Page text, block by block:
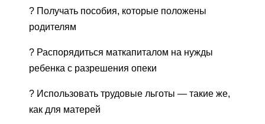
? Получать пособия, которые положены
родителям
? Распорядиться маткапиталом на нужды
ребенка с разрешения опеки
? Использовать трудовые льготы — такие же,
как для матерей